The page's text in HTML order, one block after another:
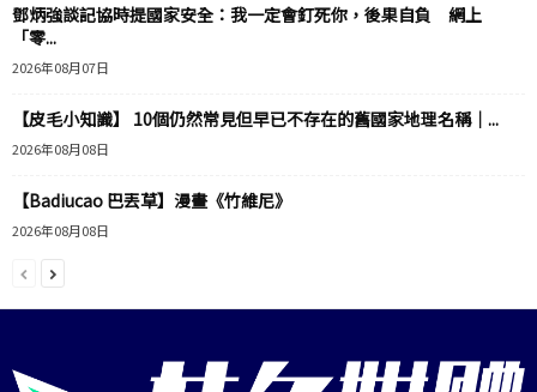
鄧炳強談記協時提國家安全：我一定會釘死你，後果自負 網上
「零...
2026年08月07日
【皮毛小知識】 10個仍然常見但早已不存在的舊國家地理名稱｜...
2026年08月08日
【Badiucao 巴丟草】漫畫《竹維尼》
2026年08月08日